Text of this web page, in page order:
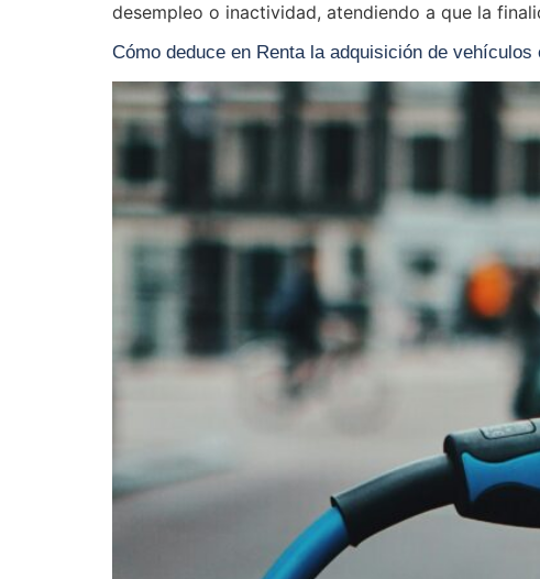
desempleo o inactividad, atendiendo a que la
Cómo deduce en Renta la adquisición de